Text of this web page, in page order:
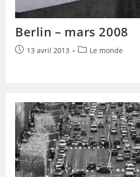
Berlin – mars 2008
Publication
13 avril 2013
PostLe monde